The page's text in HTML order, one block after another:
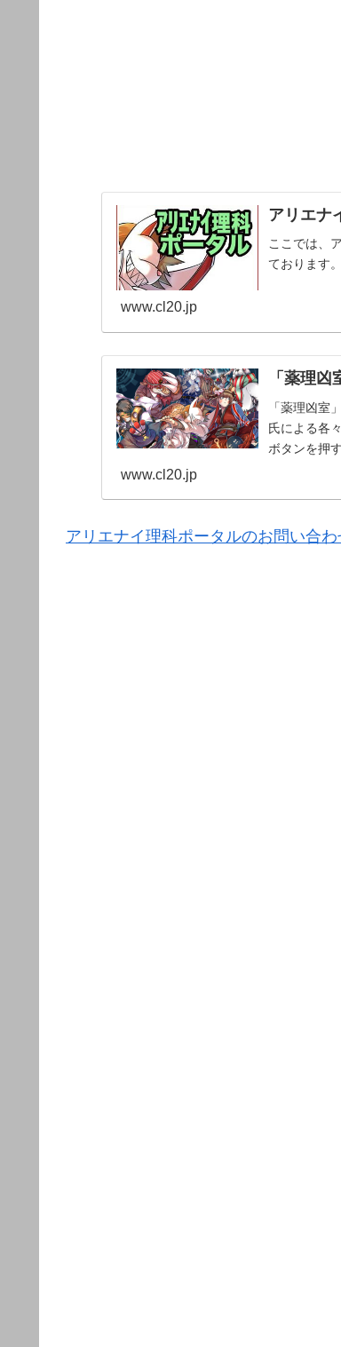
アリエナ
ここでは、
ております。
www.cl20.jp
「薬理
「薬理凶室
氏による各
ボタンを押
www.cl20.jp
アリエナイ理科ポータルのお問い合わ